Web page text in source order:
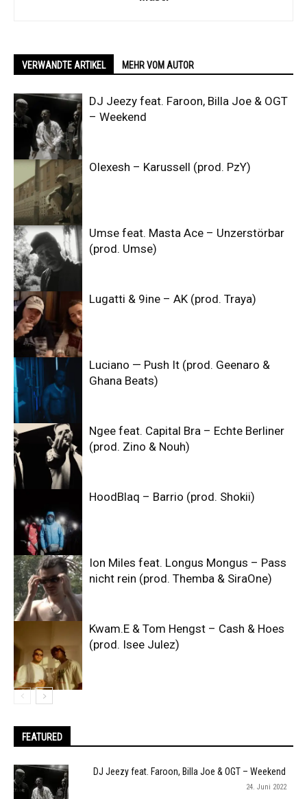
VERWANDTE ARTIKEL MEHR VOM AUTOR
DJ Jeezy feat. Faroon, Billa Joe & OGT
– Weekend
Olexesh – Karussell (prod. PzY)
Umse feat. Masta Ace – Unzerstörbar
(prod. Umse)
Lugatti & 9ine – AK (prod. Traya)
Luciano — Push It (prod. Geenaro &
Ghana Beats)
Ngee feat. Capital Bra – Echte Berliner
(prod. Zino & Nouh)
HoodBlaq – Barrio (prod. Shokii)
Ion Miles feat. Longus Mongus – Pass
nicht rein (prod. Themba & SiraOne)
Kwam.E & Tom Hengst – Cash & Hoes
(prod. Isee Julez)
FEATURED
DJ Jeezy feat. Faroon, Billa Joe & OGT – Weekend
24. Juni 2022